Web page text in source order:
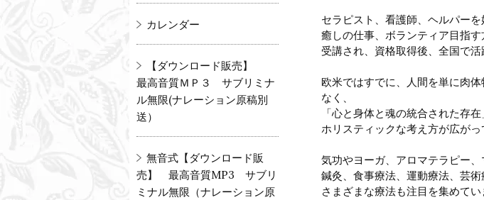
セラピスト、看護師、ヘルパーを
癒しの仕事、ボランティア目指す
受講され、資格取得後、全国で活
欧米ではすでに、人間を単に肉
なく、
「心と身体と魂の統合された存
ホリスティックな考え方が広がっ
気功やヨーガ、アロマテラピー、
鍼灸、食事療法、運動療法、芸術
さまざまな療法も注目を集めてい
カレンダー
【ダウンロード販売】
最高音質ＭＰ３ サブリミナ
ル無限(ナレーション原稿別
送）
無音式【ダウンロード販
売】 最高音質MP3 サブリ
ミナル無限（ナレーション原